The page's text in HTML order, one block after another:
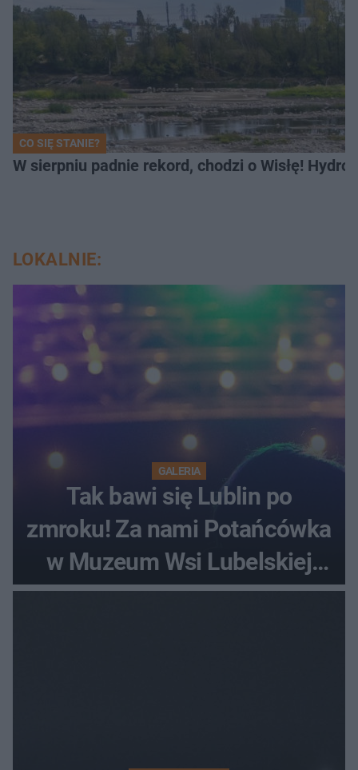
CO SIĘ STANIE?
W sierpniu padnie rekord, chodzi o Wisłę!
LOKALNIE:
GALERIA
Tak bawi się Lublin po
zmroku! Za nami Potańcówka
w Muzeum Wsi Lubelskiej
[ZDJĘCIA]